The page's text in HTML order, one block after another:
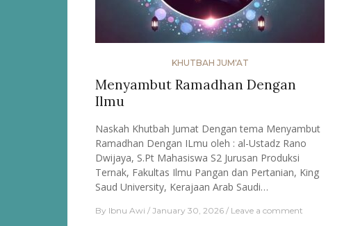
KHUTBAH JUM'AT
Menyambut Ramadhan Dengan
Ilmu
Naskah Khutbah Jumat Dengan tema Menyambut
Ramadhan Dengan ILmu oleh : al-Ustadz Rano
Dwijaya, S.Pt Mahasiswa S2 Jurusan Produksi
Ternak, Fakultas Ilmu Pangan dan Pertanian, King
Saud University, Kerajaan Arab Saudi…
By Ibnu Awi January 30, 2026 Leave a comment